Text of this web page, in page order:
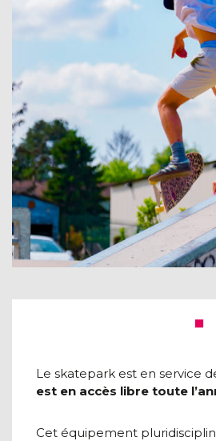
Le skatepark est en service
est en accès libre toute
Cet équipement